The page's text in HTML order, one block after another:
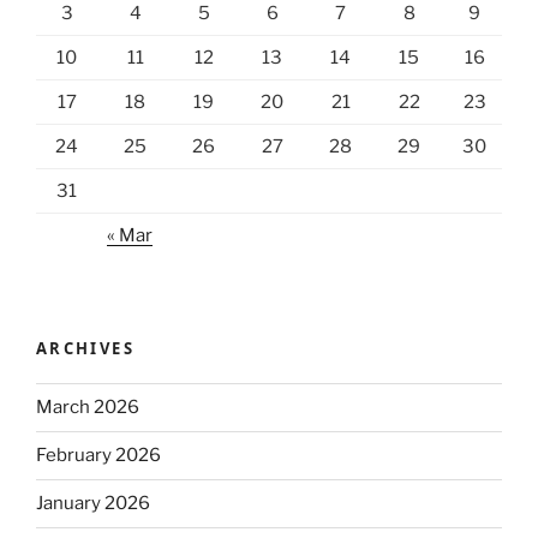
3 4 5 6 7 8 9
10 11 12 13 14 15 16
17 18 19 20 21 22 23
24 25 26 27 28 29 30
31
« Mar
ARCHIVES
March 2026
February 2026
January 2026